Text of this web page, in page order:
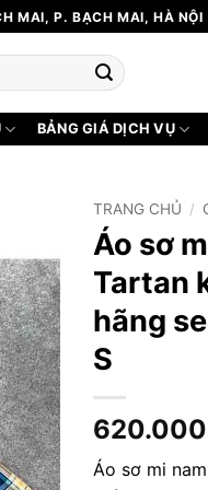
MAI, P. BẠCH MAI, HÀ NỘI
BẢNG GIÁ DỊCH VỤ
TRANG CHỦ /
Áo sơ
Tartan
hãng
S
620.000
Áo sơ mi